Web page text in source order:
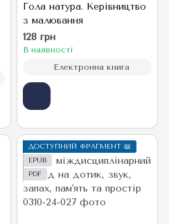
Гола натура. Керівництво
з малювання
128 грн
В наявності
Електронна книга
ДОСТУПНИЙ ФРАГМЕНТ 📖
EPUB
PDF